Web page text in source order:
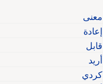
معنى
إعادة
قابل
أريد
كردي